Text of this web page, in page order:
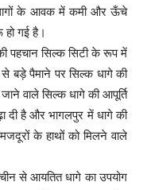
धागों के आवक में कमी और ऊँचे
गई है।
पहचान सिल्क सिटी के रूप में
बड़े पैमाने पर सिल्क धागे की
वाले सिल्क धागे की आपूर्ति
दी है और भागलपुर में धागे की
के हाथों को मिलने वाले
चीन से आयतित धागे का उपयोग